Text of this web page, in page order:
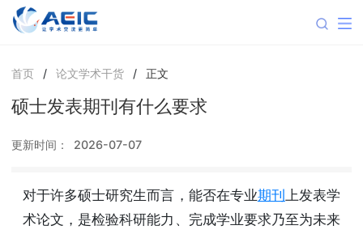
首页 / 论文学术干货 / 正文
硕士发表期刊有什么要求
更新时间： 2026-07-07
对于许多硕士研究生而言，能否在专业期刊 上发表学
术论文，是检验科研能力、完成学业要求乃至为未来